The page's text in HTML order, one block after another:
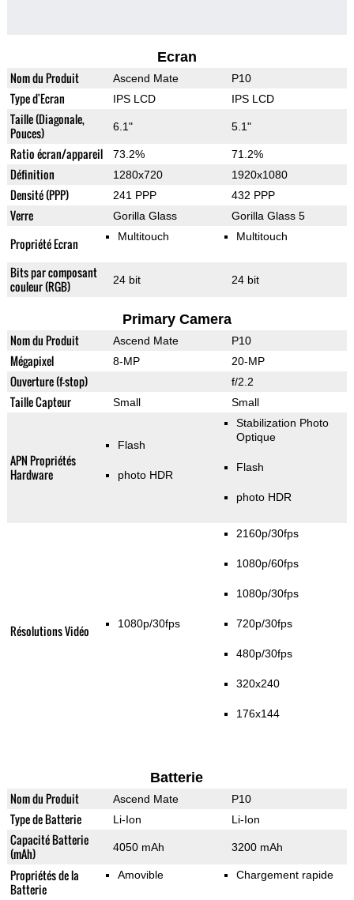
Ecran
Nom du Produit Ascend Mate P10
Type d'Ecran IPS LCD IPS LCD
Taille (Diagonale,
Pouces)
6.1" 5.1"
Ratio écran/appareil 73.2% 71.2%
Définition 1280x720 1920x1080
Densité (PPP) 241 PPP 432 PPP
Verre Gorilla Glass Gorilla Glass 5
Propriété Ecran Multitouch Multitouch
Bits par composant
couleur (RGB)
24 bit 24 bit
Primary Camera
Nom du Produit Ascend Mate P10
Mégapixel 8-MP 20-MP
Ouverture (f-stop) f/2.2
Taille Capteur Small Small
APN Propriétés
Hardware
Flash
photo HDR
Stabilization Photo
Optique
Flash
photo HDR
Résolutions Vidéo 1080p/30fps
2160p/30fps
1080p/60fps
1080p/30fps
720p/30fps
480p/30fps
320x240
176x144
Batterie
Nom du Produit Ascend Mate P10
Type de Batterie Li-Ion Li-Ion
Capacité Batterie
(mAh)
4050 mAh 3200 mAh
Propriétés de la
Batterie
Amovible Chargement rapide